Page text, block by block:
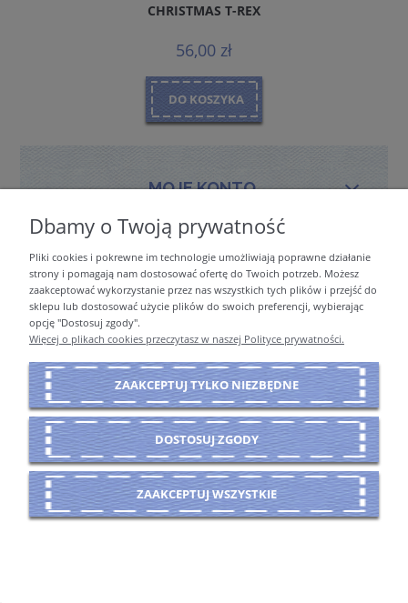
CHRISTMAS T-REX
56,00 zł
DO KOSZYKA
MOJE KONTO
PŁATNOŚCI I DOSTAWA
INFORMACJE
O NAS
POKAŻ PEŁNĄ WERSJĘ STRONY
Sklep internetowy Shoper Premium
Dbamy o Twoją prywatność
Pliki cookies i pokrewne im technologie umożliwiają poprawne działanie
strony i pomagają nam dostosować ofertę do Twoich potrzeb. Możesz
zaakceptować wykorzystanie przez nas wszystkich tych plików i przejść do
sklepu lub dostosować użycie plików do swoich preferencji, wybierając
opcję "Dostosuj zgody".
Więcej o plikach cookies przeczytasz w naszej Polityce prywatności.
ZAAKCEPTUJ TYLKO NIEZBĘDNE
DOSTOSUJ ZGODY
ZAAKCEPTUJ WSZYSTKIE